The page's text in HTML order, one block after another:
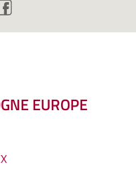
EUROPE